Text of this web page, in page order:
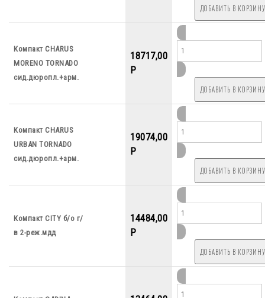
Компакт CHARUS
MORENO TORNADO
сид.дюропл.+арм.
18717,00
P
Компакт CHARUS
URBAN TORNADO
сид.дюропл.+арм.
19074,00
P
Компакт CITY б/о г/
в 2-реж.мдд
14484,00
P